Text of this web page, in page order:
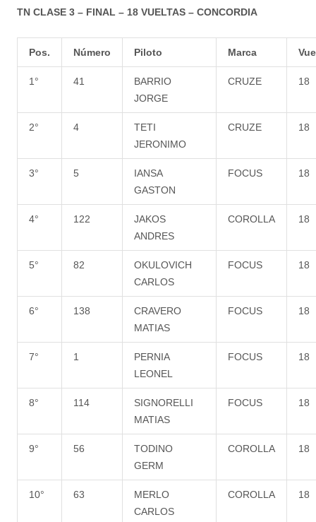
TN CLASE 3 – FINAL – 18 VUELTAS – CONCORDIA
Pos. Número Piloto Marca
1° 41
BARRIO
JORGE
CRUZE 18
2° 4
TETI
JERONIMO
CRUZE 18
3° 5
IANSA
GASTON
FOCUS 18
4° 122
JAKOS
ANDRES
COROLLA 18
5° 82
OKULOVICH
CARLOS
FOCUS 18
6° 138
CRAVERO
MATIAS
FOCUS 18
7° 1
PERNIA
LEONEL
FOCUS 18
8° 114
SIGNORELLI
MATIAS
FOCUS 18
9° 56
TODINO
GERM
COROLLA 18
10° 63
MERLO
CARLOS
COROLLA 18